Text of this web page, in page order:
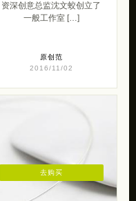
资深创意总监沈文蛟创立了
一般工作室 […]
原创范
2016/11/02
去购买